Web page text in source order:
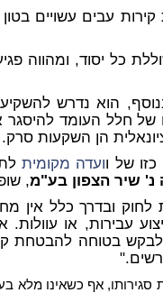
עבים עשויים
כל יסוד, ומהווה
הוא נדרש
של חלל העומד להיסגר
הן השקעות סרק.
של וועדה מקומית
נ' שיר הצפון בע"מ,
ובדרך כלל אין
עבירות, או
בטוחה להבטחת
סגירותו, אף כשאינו מלא